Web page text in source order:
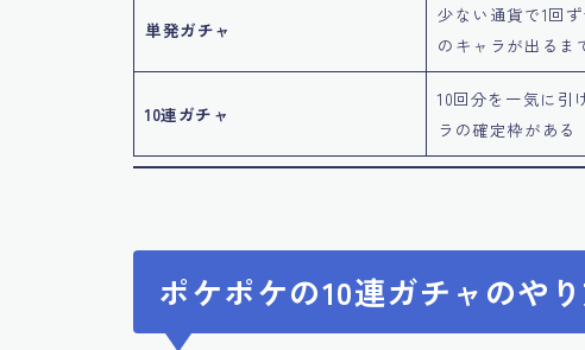
単発ガチャ
少ない通貨で1回
のキャラが出るま
10連ガチャ
10回分を一気に引
ラの確定枠がある
ポケポケの10連ガチャのや